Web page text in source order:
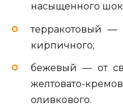
насыщенного
терракотовый —
кирпичного;
бежевый — от
желтовато-
оливкового.